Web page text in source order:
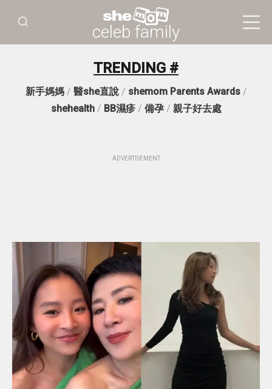
celeb family
TRENDING #
新手媽媽/ 醫she直說/ shemom Parents Awards/
shehealth/ BB濕疹/ 備孕/ 親子好去處
ADVERTISEMENT